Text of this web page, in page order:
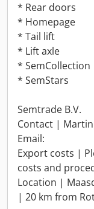
* Rear doors
* Homepage
* Tail lift
* Lift axle
* SemCollection
* SemStars
Semtrade B.V.
Contact |
Email:
Export costs |
costs and
Location |
| 20 km from